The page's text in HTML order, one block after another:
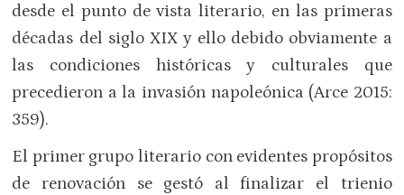
desde el punto de vista literario, en las primeras
décadas del siglo XIX y ello debido obviamente a
las condiciones históricas y culturales que
precedieron a la invasión napoleónica (Arce 2015:
359).
El primer grupo literario con evidentes propósitos
de renovación se gestó al finalizar el trienio